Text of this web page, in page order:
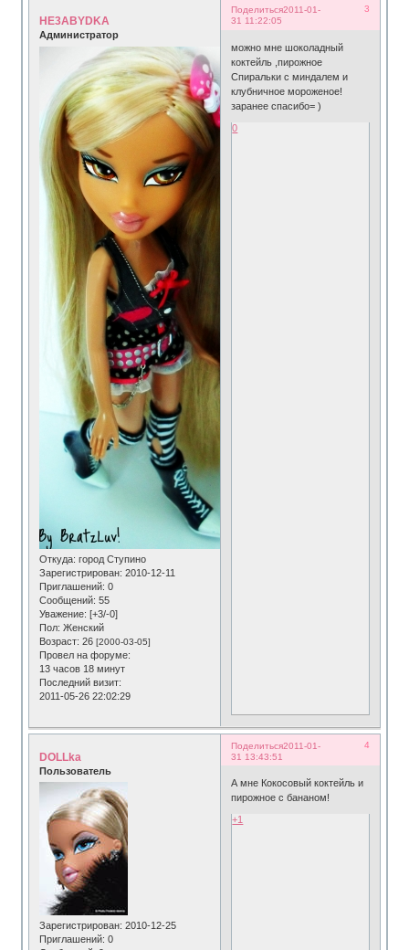
Поделиться 3
2011-01-
31 11:22:05
HE3ABYDKA
Администратор
Откуда: город Ступино
Зарегистрирован: 2010-12-11
Приглашений: 0
Сообщений: 55
Уважение: [+3/-0]
Пол: Женский
Возраст: 26[2000-03-05]
Провел на форуме:
13 часов 18 минут
Последний визит:
2011-05-26 22:02:29
можно мне шоколадный
коктейль ,пирожное
Спиральки с миндалем и
клубничное мороженое!
заранее спасибо= )
0
Поделиться 4
2011-01-
31 13:43:51
DOLLka
Пользователь
Зарегистрирован: 2010-12-25
Приглашений: 0
А мне Кокосовый коктейль и
пирожное с бананом!
+1